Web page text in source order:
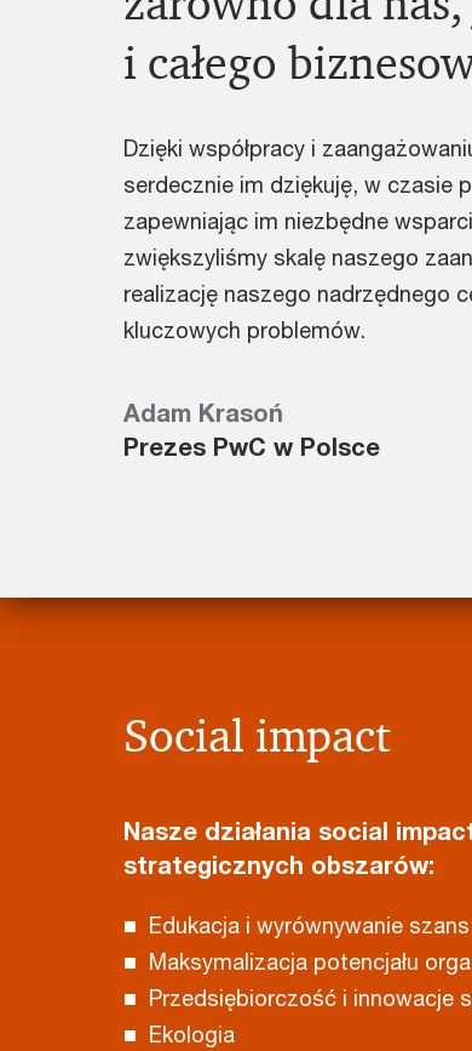
i całego
Dzięki współpracy i
serdecznie im dziękuję, w czasie
zapewniając im niezbędne
zwiększyliśmy skalę naszego
realizację naszego nadrzędnego
kluczowych problemów.
Adam Krasoń
Prezes PwC w Polsce
Social impact
Nasze działania social
strategicznych obszarów:
■ Edukacja i wyrównywanie szans
■ Maksymalizacja potencjału
■ Przedsiębiorczość i innowacje
■ Ekologia